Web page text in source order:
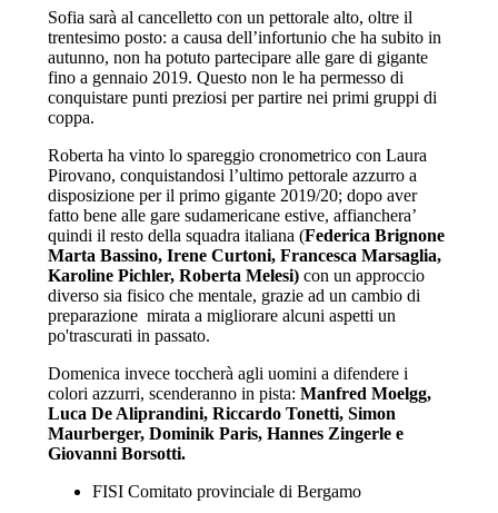
Sofia sarà al cancelletto con un pettorale alto, oltre il
trentesimo posto: a causa dell’infortunio che ha subito in
autunno, non ha potuto partecipare alle gare di gigante
fino a gennaio 2019. Questo non le ha permesso di
conquistare punti preziosi per partire nei primi gruppi di
coppa.
Roberta ha vinto lo spareggio cronometrico con Laura
Pirovano, conquistandosi l’ultimo pettorale azzurro a
disposizione per il primo gigante 2019/20; dopo aver
fatto bene alle gare sudamericane estive, affianchera’
quindi il resto della squadra italiana (Federica Brignone
Marta Bassino, Irene Curtoni, Francesca Marsaglia,
Karoline Pichler, Roberta Melesi) con un approccio
diverso sia fisico che mentale, grazie ad un cambio di
preparazione mirata a migliorare alcuni aspetti un
po'trascurati in passato.
Domenica invece toccherà agli uomini a difendere i
colori azzurri, scenderanno in pista: Manfred Moelgg,
Luca De Aliprandini, Riccardo Tonetti, Simon
Maurberger, Dominik Paris, Hannes Zingerle e
Giovanni Borsotti.
FISI Comitato provinciale di Bergamo